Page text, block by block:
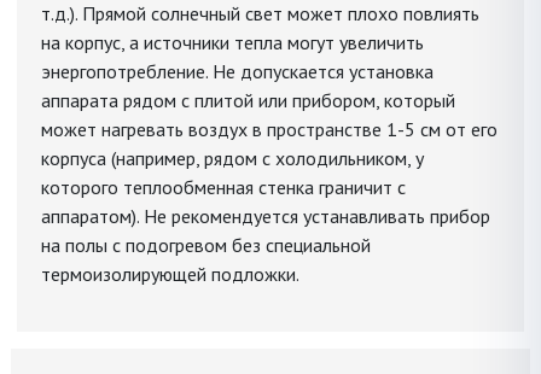
т.д.). Прямой солнечный свет может плохо повлиять
на корпус, а источники тепла могут увеличить
энергопотребление. Не допускается установка
аппарата рядом с плитой или прибором, который
может нагревать воздух в пространстве 1-5 см от его
корпуса (например, рядом с холодильником, у
которого теплообменная стенка граничит с
аппаратом). Не рекомендуется устанавливать прибор
на полы с подогревом без специальной
термоизолирующей подложки.